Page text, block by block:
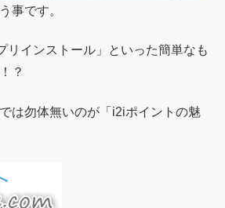
事です。
リインストール」といった簡単なも
？
は勿体無いのが「i2iポイントの魅